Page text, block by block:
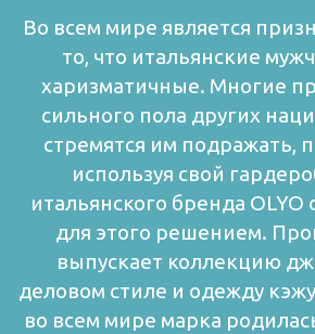
Во всем мире является
то, что итальянские
харизматичные. Многие
сильного пола других
стремятся им подражать,
используя свой
итальянского бренда OLYO
для этого решением.
выпускает коллекцию
деловом стиле и одежду
во всем мире марка